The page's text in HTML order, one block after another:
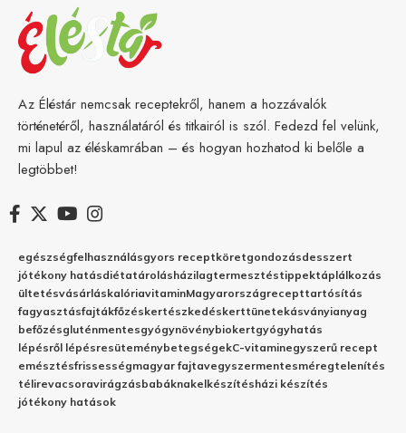
Az Éléstár nemcsak receptekről, hanem a hozzávalók
történetéről, használatáról és titkairól is szól. Fedezd fel velünk,
mi lapul az éléskamrában – és hogyan hozhatod ki belőle a
legtöbbet!
egészségfelhasználásgyors receptköretgondozásdesszert
jótékony hatásdiétatárolásházilagtermesztéstippektáplálkozás
ültetésvásárláskalóriavitaminMagyarországrecepttartósítás
fagyasztásfajtákfőzéskertészkedéskerttünetekásványianyag
befőzésgluténmentesgyógynövénybiokertgyógyhatás
lépésről lépésresüteménybetegségekC-vitaminegyszerű recept
emésztésfrissességmagyar fajtavegyszermentesméregtelenítés
télirevacsoravirágzásbabáknakelkészítésházi készítés
jótékony hatások